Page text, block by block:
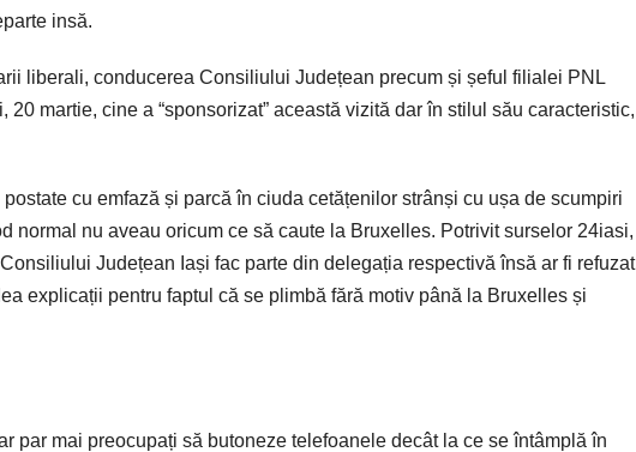
insă.
liberali, conducerea Consiliului Județean precum și șeful filialei PNL
20 martie, cine a “sponsorizat” această vizită dar în stilul său caracteristic,
cu emfază și parcă în ciuda cetățenilor strânși cu ușa de scumpiri
normal nu aveau oricum ce să caute la Bruxelles. Potrivit surselor 24iasi,
Județean Iași fac parte din delegația respectivă însă ar fi refuzat
explicații pentru faptul că se plimbă fără motiv până la Bruxelles și
par mai preocupați să butoneze telefoanele decât la ce se întâmplă în